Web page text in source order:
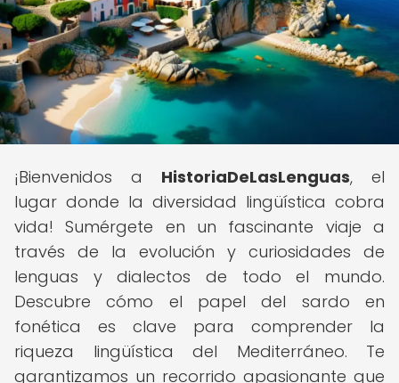
¡Bienvenidos a HistoriaDeLasLenguas, el
lugar donde la diversidad lingüística cobra
vida! Sumérgete en un fascinante viaje a
través de la evolución y curiosidades de
lenguas y dialectos de todo el mundo.
Descubre cómo el papel del sardo en
fonética es clave para comprender la
riqueza lingüística del Mediterráneo. Te
garantizamos un recorrido apasionante que